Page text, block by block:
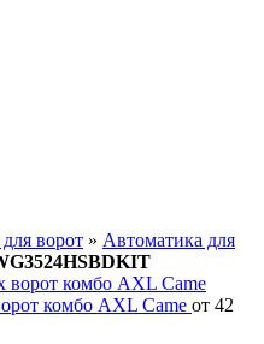
ворот » Автоматика для
комбо AXL Came от 42